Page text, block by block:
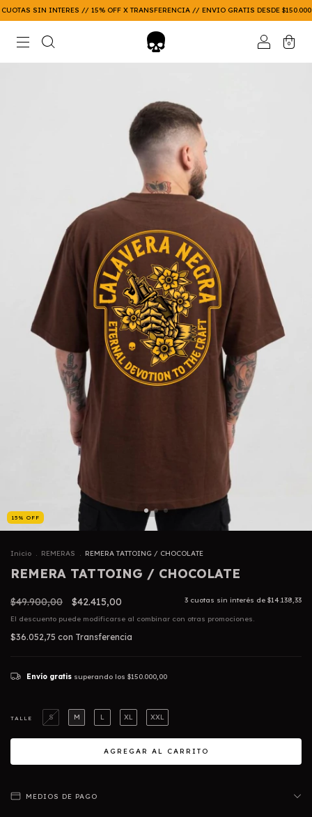
SIN INTERES // 15% OFF X TRANSFERENCIA // ENVIO GRATIS DESDE $150.000
0
15 % OFF
Inicio . REMERAS . REMERA TATTOING / CHOCOLATE
REMERA TATTOING / CHOCOLATE
$49.900,00 $42.415,00 3 cuotas sin interés de $14.138,33
El descuento puede modificarse al combinar con otras promociones.
$36.052,75 con Transferencia
Envío gratis superando los $150.000,00
TALLE S M L XL XXL
MEDIOS DE PAGO